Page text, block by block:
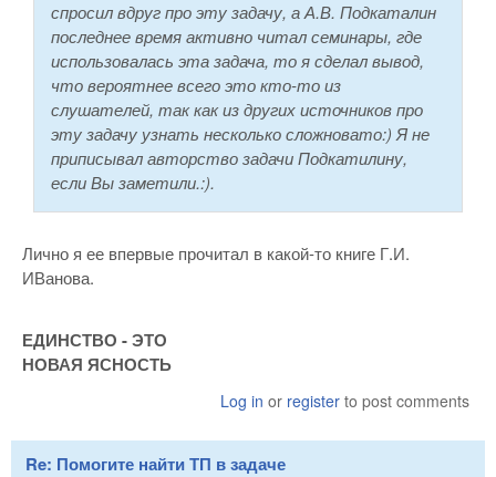
спросил вдруг про эту задачу, а А.В. Подкаталин
последнее время активно читал семинары, где
использовалась эта задача, то я сделал вывод,
что вероятнее всего это кто-то из
слушателей, так как из других источников про
эту задачу узнать несколько сложновато:) Я не
приписывал авторство задачи Подкатилину,
если Вы заметили.:).
Лично я ее впервые прочитал в какой-то книге Г.И.
ИВанова.
ЕДИНСТВО - ЭТО
НОВАЯ ЯСНОСТЬ
Log in or register to post comments
Re: Помогите найти ТП в задаче